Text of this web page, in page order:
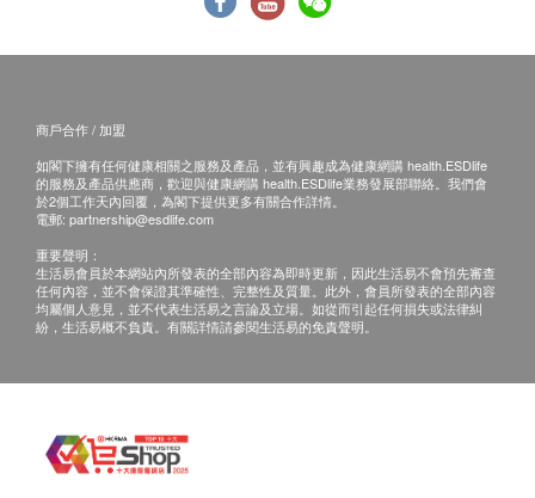
如有其他損壞或遺漏查詢，顧客必須保留有效收據
商戶合作 / 加盟
如閣下擁有任何健康相關之服務及產品，並有興趣成為健康網購 health.ESDlife
的服務及產品供應商，歡迎與健康網購 health.ESDlife業務發展部聯絡。我們會
於2個工作天內回覆，為閣下提供更多有關合作詳情。
電郵: partnership@esdlife.com
重要聲明：
生活易會員於本網站內所發表的全部內容為即時更新，因此生活易不會預先審查
任何內容，並不會保證其準確性、完整性及質量。此外，會員所發表的全部內容
均屬個人意見，並不代表生活易之言論及立場。如從而引起任何損失或法律糾
紛，生活易概不負責。有關詳情請參閱生活易的免責聲明。